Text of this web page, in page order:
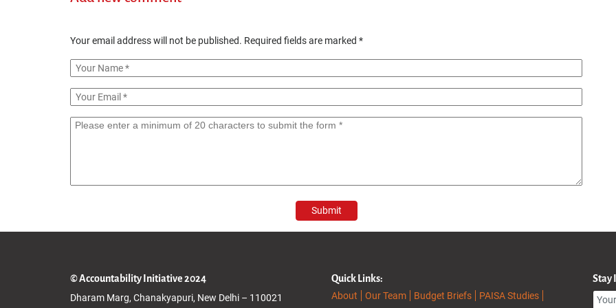
Your email address will not be published. Required fields are marked *
© Accountability Initiative 2024
Dharam Marg, Chanakyapuri, New Delhi – 110021
Quick Links:
About
Our Team Budget Briefs PAISA Studies
Stay